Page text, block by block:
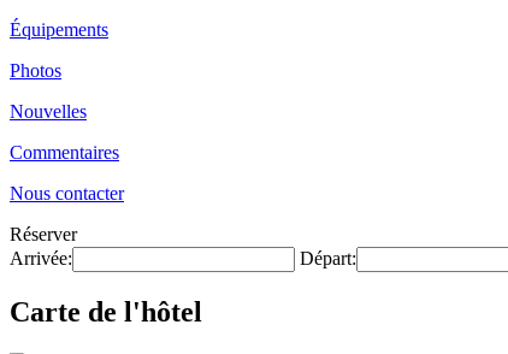
Équipements
Photos
Nouvelles
Commentaires
Nous contacter
Réserver
Arrivée:
Départ:
Carte de l'hôtel